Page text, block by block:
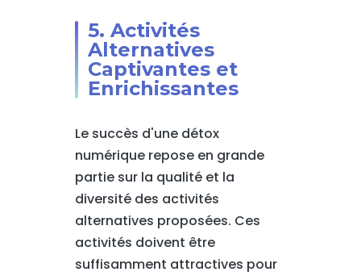
5. Activités
Alternatives
Captivantes et
Enrichissantes
Le succès d'une détox
numérique repose en grande
partie sur la qualité et la
diversité des activités
alternatives proposées. Ces
activités doivent être
suffisamment attractives pour